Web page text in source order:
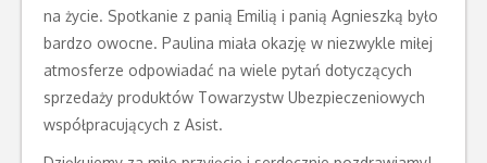
na życie. Spotkanie z panią Emilią i panią Agnieszką było
bardzo owocne. Paulina miała okazję w niezwykle miłej
atmosferze odpowiadać na wiele pytań dotyczących
sprzedaży produktów Towarzystw Ubezpieczeniowych
współpracujących z Asist.